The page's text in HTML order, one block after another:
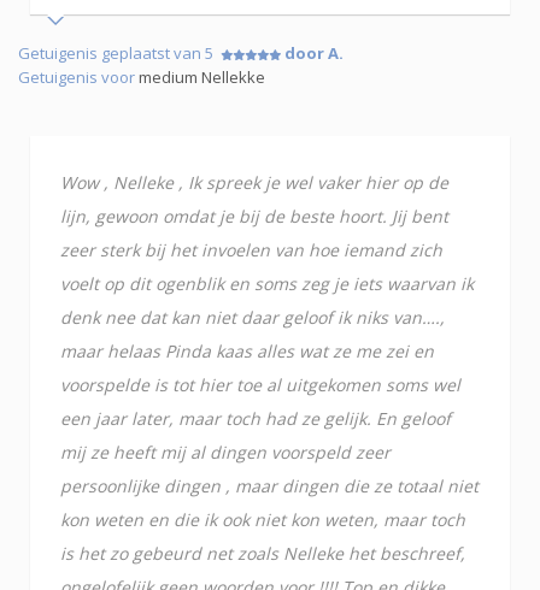
Getuigenis geplaatst van 5
door A.
Getuigenis voormedium Nellekke
Wow , Nelleke , Ik spreek je wel vaker hier op de
lijn, gewoon omdat je bij de beste hoort. Jij bent
zeer sterk bij het invoelen van hoe iemand zich
voelt op dit ogenblik en soms zeg je iets waarvan ik
denk nee dat kan niet daar geloof ik niks van….,
maar helaas Pinda kaas alles wat ze me zei en
voorspelde is tot hier toe al uitgekomen soms wel
een jaar later, maar toch had ze gelijk. En geloof
mij ze heeft mij al dingen voorspeld zeer
persoonlijke dingen , maar dingen die ze totaal niet
kon weten en die ik ook niet kon weten, maar toch
is het zo gebeurd net zoals Nelleke het beschreef,